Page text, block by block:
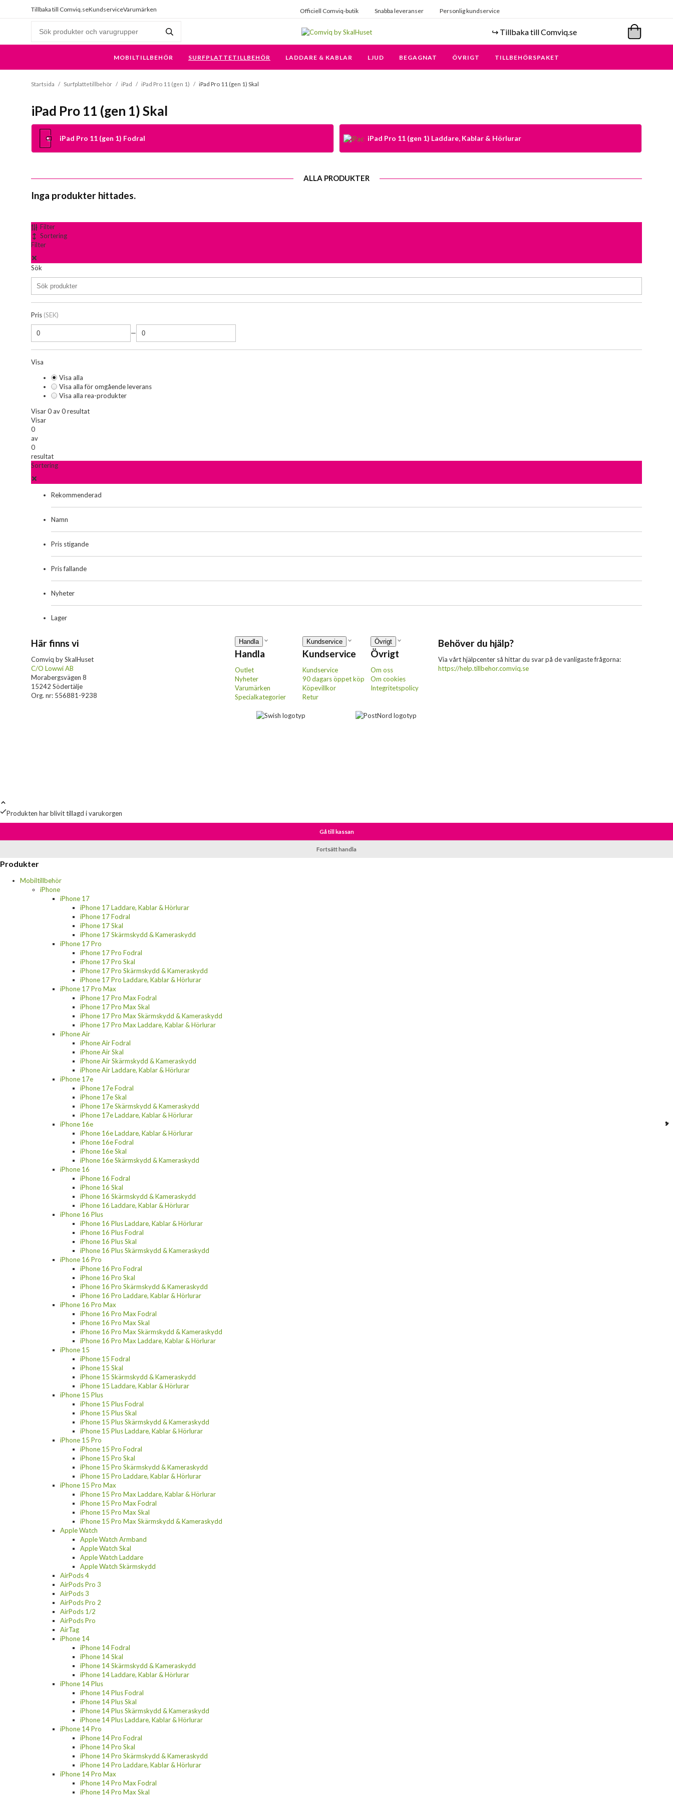
Tillbaka till Comviq.seKundserviceVarumärken Officiell Comviq-butik Snabba leveranser Personlig kundservice
↪️ Tillbaka till Comviq.se
MOBILTILLBEHÖR SURFPLATTETILLBEHÖR LADDARE & KABLAR LJUD BEGAGNAT ÖVRIGT TILLBEHÖRSPAKET
Startsida / Surfplattetillbehör / iPad / iPad Pro 11 (gen 1) / iPad Pro 11 (gen 1) Skal
iPad Pro 11 (gen 1) Skal
iPad Pro 11 (gen 1) Fodral iPad Pro 11 (gen 1) Laddare, Kablar & Hörlurar
ALLA PRODUKTER
Inga produkter hittades.
Filter
Sortering
Filter
Sök
Pris (SEK)
—
Visa
Visa alla
Visa alla för omgående leverans
Visa alla rea-produkter
Visar 0 av 0 resultat
Visar
0
av
0
resultat
Sortering
Rekommenderad
Namn
Pris stigande
Pris fallande
Nyheter
Lager
Här finns vi
Comviq by SkalHuset
C/O Lowwi AB
Morabergsvägen 8
15242 Södertälje
Org. nr: 556881-9238
Handla
Handla
Outlet
Nyheter
Varumärken
Specialkategorier
Kundservice
Kundservice
Kundservice
90 dagars öppet köp
Köpevillkor
Retur
Övrigt
Övrigt
Om oss
Om cookies
Integritetspolicy
Behöver du hjälp?
Via vårt hjälpcenter så hittar du svar på de vanligaste frågorna:
https://help.tillbehor.comviq.se
Produkten har blivit tillagd i varukorgen
Gå till kassan
Fortsätt handla
Produkter
Mobiltillbehör
iPhone
iPhone 17
iPhone 17 Laddare, Kablar & Hörlurar
iPhone 17 Fodral
iPhone 17 Skal
iPhone 17 Skärmskydd & Kameraskydd
iPhone 17 Pro
iPhone 17 Pro Fodral
iPhone 17 Pro Skal
iPhone 17 Pro Skärmskydd & Kameraskydd
iPhone 17 Pro Laddare, Kablar & Hörlurar
iPhone 17 Pro Max
iPhone 17 Pro Max Fodral
iPhone 17 Pro Max Skal
iPhone 17 Pro Max Skärmskydd & Kameraskydd
iPhone 17 Pro Max Laddare, Kablar & Hörlurar
iPhone Air
iPhone Air Fodral
iPhone Air Skal
iPhone Air Skärmskydd & Kameraskydd
iPhone Air Laddare, Kablar & Hörlurar
iPhone 17e
iPhone 17e Fodral
iPhone 17e Skal
iPhone 17e Skärmskydd & Kameraskydd
iPhone 17e Laddare, Kablar & Hörlurar
iPhone 16e
iPhone 16e Laddare, Kablar & Hörlurar
iPhone 16e Fodral
iPhone 16e Skal
iPhone 16e Skärmskydd & Kameraskydd
iPhone 16
iPhone 16 Fodral
iPhone 16 Skal
iPhone 16 Skärmskydd & Kameraskydd
iPhone 16 Laddare, Kablar & Hörlurar
iPhone 16 Plus
iPhone 16 Plus Laddare, Kablar & Hörlurar
iPhone 16 Plus Fodral
iPhone 16 Plus Skal
iPhone 16 Plus Skärmskydd & Kameraskydd
iPhone 16 Pro
iPhone 16 Pro Fodral
iPhone 16 Pro Skal
iPhone 16 Pro Skärmskydd & Kameraskydd
iPhone 16 Pro Laddare, Kablar & Hörlurar
iPhone 16 Pro Max
iPhone 16 Pro Max Fodral
iPhone 16 Pro Max Skal
iPhone 16 Pro Max Skärmskydd & Kameraskydd
iPhone 16 Pro Max Laddare, Kablar & Hörlurar
iPhone 15
iPhone 15 Fodral
iPhone 15 Skal
iPhone 15 Skärmskydd & Kameraskydd
iPhone 15 Laddare, Kablar & Hörlurar
iPhone 15 Plus
iPhone 15 Plus Fodral
iPhone 15 Plus Skal
iPhone 15 Plus Skärmskydd & Kameraskydd
iPhone 15 Plus Laddare, Kablar & Hörlurar
iPhone 15 Pro
iPhone 15 Pro Fodral
iPhone 15 Pro Skal
iPhone 15 Pro Skärmskydd & Kameraskydd
iPhone 15 Pro Laddare, Kablar & Hörlurar
iPhone 15 Pro Max
iPhone 15 Pro Max Laddare, Kablar & Hörlurar
iPhone 15 Pro Max Fodral
iPhone 15 Pro Max Skal
iPhone 15 Pro Max Skärmskydd & Kameraskydd
Apple Watch
Apple Watch Armband
Apple Watch Skal
Apple Watch Laddare
Apple Watch Skärmskydd
AirPods 4
AirPods Pro 3
AirPods 3
AirPods Pro 2
AirPods 1/2
AirPods Pro
AirTag
iPhone 14
iPhone 14 Fodral
iPhone 14 Skal
iPhone 14 Skärmskydd & Kameraskydd
iPhone 14 Laddare, Kablar & Hörlurar
iPhone 14 Plus
iPhone 14 Plus Fodral
iPhone 14 Plus Skal
iPhone 14 Plus Skärmskydd & Kameraskydd
iPhone 14 Plus Laddare, Kablar & Hörlurar
iPhone 14 Pro
iPhone 14 Pro Fodral
iPhone 14 Pro Skal
iPhone 14 Pro Skärmskydd & Kameraskydd
iPhone 14 Pro Laddare, Kablar & Hörlurar
iPhone 14 Pro Max
iPhone 14 Pro Max Fodral
iPhone 14 Pro Max Skal